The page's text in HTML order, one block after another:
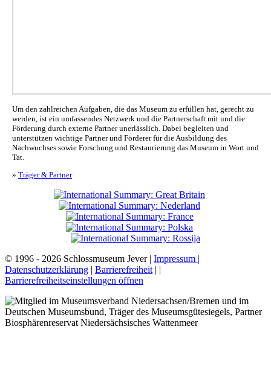
Um den zahlreichen Aufgaben, die das Museum zu erfüllen hat, gerecht zu
werden, ist ein umfassendes Netzwerk und die Partnerschaft mit und die
Förderung durch externe Partner unerlässlich. Dabei begleiten und
unterstützen wichtige Partner und Förderer für die Ausbildung des
Nachwuchses sowie Forschung und Restaurierung das Museum in Wort und
Tat.
» Träger & Partner
© 1996 - 2026 Schlossmuseum Jever | Impressum |
Datenschutzerklärung | Barrierefreiheit | |
Barrierefreiheitseinstellungen öffnen